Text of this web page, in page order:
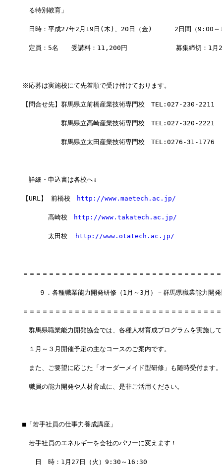
る特別教育」
日時：平成27年2月19日(木)、20日（金)　    2日間（9:00
定員：5名　　受講料：11,200円　　         募集締切：1月
※応募は実施校にて先着順で受け付けております。
【問合せ先】群馬県立前橋産業技術専門校　TEL:027-230-2211
群馬県立高崎産業技術専門校　TEL:027-320-2221
群馬県立太田産業技術専門校　TEL:0276-31-1776
詳細・申込書は各校へ↓
【URL】 前橋校 http://www.maetech.ac.jp/
高崎校 http://www.takatech.ac.jp/
太田校 http://www.otatech.ac.jp/
＝＝＝＝＝＝＝＝＝＝＝＝＝＝＝＝＝＝＝＝＝＝＝＝＝＝＝＝＝＝
９．各種職業能力開発研修（1月～3月）－群馬県職業能力開発
＝＝＝＝＝＝＝＝＝＝＝＝＝＝＝＝＝＝＝＝＝＝＝＝＝＝＝＝＝＝
群馬県職業能力開発協会では、各種人材育成プログラムを実施し
１月～３月開催予定の主なコースのご案内です。
また、ご要望に応じた「オーダーメイド型研修」も随時受付ます。
職員の能力開発や人材育成に、是非ご活用ください。
■「若手社員の仕事力養成講座」
若手社員のエネルギーを会社のパワーに変えます！
日　時：1月27日（火）9:30～16:30